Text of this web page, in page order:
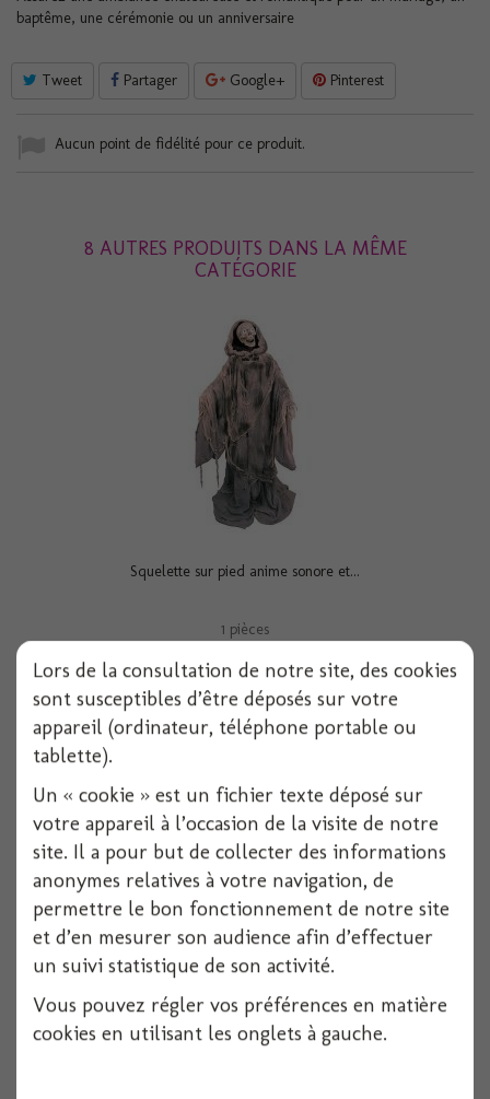
baptême, une cérémonie ou un anniversaire
Tweet Partager Google+ Pinterest
Aucun point de fidélité pour ce produit.
8 AUTRES PRODUITS DANS LA MÊME
CATÉGORIE
Squelette sur pied anime sonore et...
1 pièces
Voir
Squelette satin noir - 41cm
Lors de la consultation de notre site, des cookies
sont susceptibles d’être déposés sur votre
appareil (ordinateur, téléphone portable ou
tablette).
Un « cookie » est un fichier texte déposé sur
votre appareil à l’occasion de la visite de notre
site. Il a pour but de collecter des informations
anonymes relatives à votre navigation, de
permettre le bon fonctionnement de notre site
et d’en mesurer son audience afin d’effectuer
un suivi statistique de son activité.
Vous pouvez régler vos préférences en matière
cookies en utilisant les onglets à gauche.